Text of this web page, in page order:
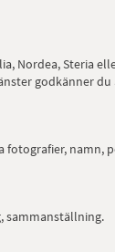
Nordea, Steria
godkänner
namn,
sammanställning.